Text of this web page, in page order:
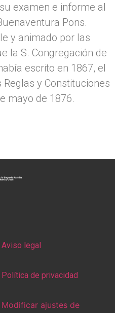
examen e informe al
Pons.
y animado por las
la S. Congregación de
escrito en 1867, el
y Constituciones
mayo de 1876.
Aviso legal
Política de privacidad
Modificar ajustes de